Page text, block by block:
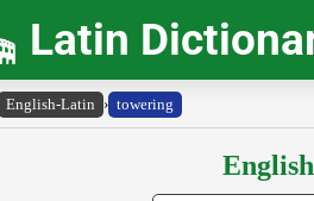
Latin
English-Latin › towering